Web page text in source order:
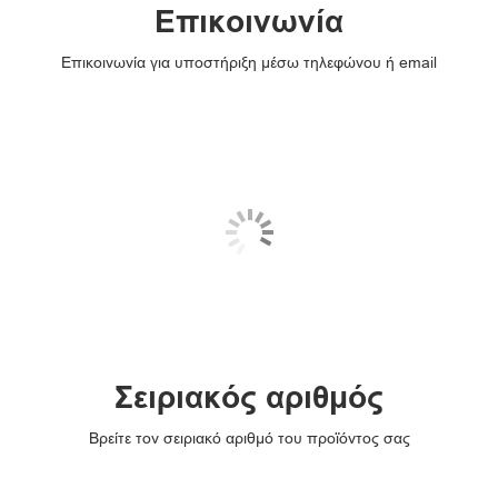
Επικοινωνία
Επικοινωνία για υποστήριξη μέσω τηλεφώνου ή email
Σειριακός αριθμός
Βρείτε τον σειριακό αριθμό του προϊόντος σας